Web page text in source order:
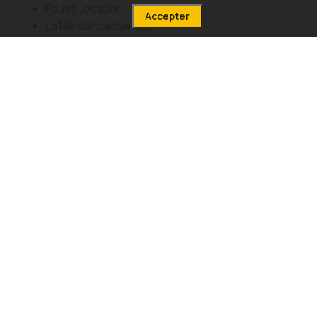
La Maison Lequertier
Accepter